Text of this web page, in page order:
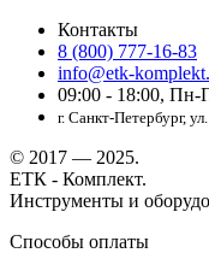
Контакты
8 (800) 777-16-83
info@etk-
09:00 - 18:00, Пн-
г. Санкт-Петербург,
© 2017 — 2025.
ЕТК - Комплект.
Инструменты и
Способы оплаты